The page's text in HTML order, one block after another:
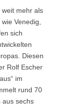
mehr als
Venedig,
sich
Diesen
Rolf Escher
im
rund 70
aus sechs